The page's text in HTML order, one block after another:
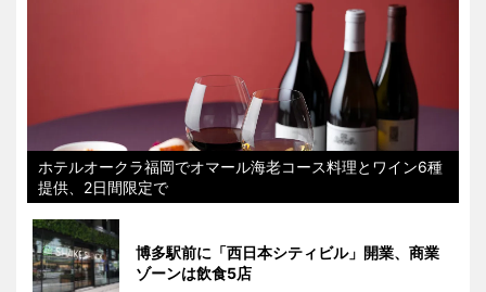
ホテルオークラ福岡でオマール海老コース料理とワイン6種
提供、2日間限定で
博多駅前に「西日本シティビル」開業、商業
ゾーンは飲食5店